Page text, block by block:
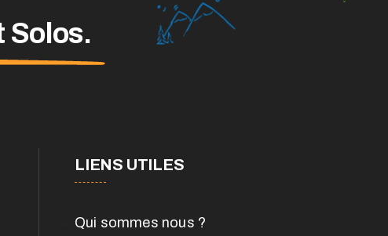
Solos.
LIENS UTILES
Qui sommes nous ?